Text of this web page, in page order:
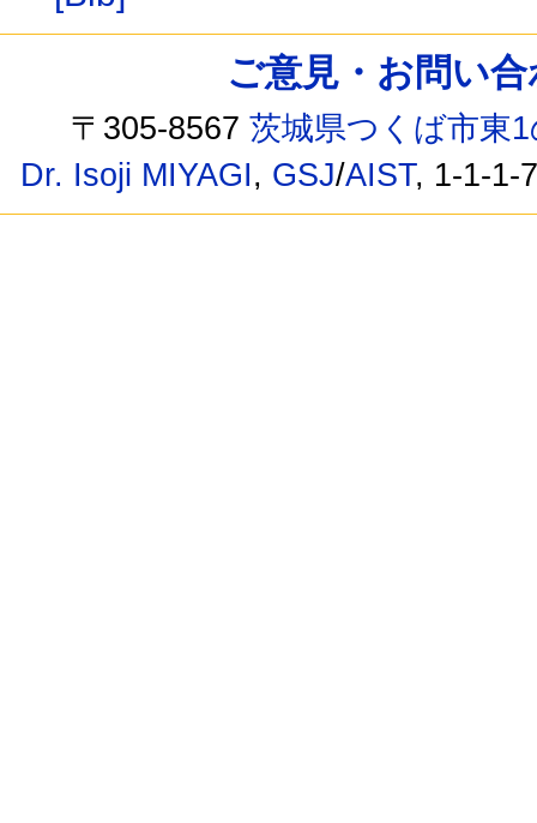
ご意見・お問い
〒305-8567茨城県つくば市東
Dr. Isoji MIYAGI, GSJ/AIST, 1-1-1-